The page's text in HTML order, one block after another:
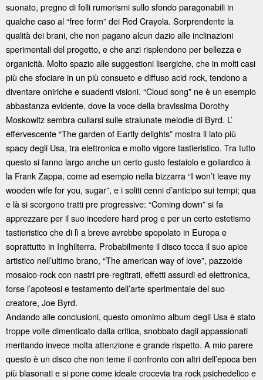
suonato, pregno di folli rumorismi sullo sfondo paragonabili in
qualche caso al “free form” dei Red Crayola. Sorprendente la
qualità dei brani, che non pagano alcun dazio alle inclinazioni
sperimentali del progetto, e che anzi risplendono per bellezza e
organicità. Molto spazio alle suggestioni lisergiche, che in molti casi
più che sfociare in un più consueto e diffuso acid rock, tendono a
diventare oniriche e suadenti visioni. “Cloud song” ne è un esempio
abbastanza evidente, dove la voce della bravissima Dorothy
Moskowitz sembra cullarsi sulle stralunate melodie di Byrd. L’
effervescente “The garden of Eartly delights” mostra il lato più
spacy degli Usa, tra elettronica e molto vigore tastieristico. Tra tutto
questo si fanno largo anche un certo gusto festaiolo e goliardico à
la Frank Zappa, come ad esempio nella bizzarra “I won’t leave my
wooden wife for you, sugar”, e i soliti cenni d’anticipo sui tempi; qua
e là si scorgono tratti pre progressive: “Coming down” si fa
apprezzare per il suo incedere hard prog e per un certo estetismo
tastieristico che di lì a breve avrebbe spopolato in Europa e
soprattutto in Inghilterra. Probabilmente il disco tocca il suo apice
artistico nell’ultimo brano, “The american way of love”, pazzoide
mosaico-rock con nastri pre-regitrati, effetti assurdi ed elettronica,
forse l’apoteosi e testamento dell’arte sperimentale del suo
creatore, Joe Byrd.
Andando alle conclusioni, questo omonimo album degli Usa è stato
troppe volte dimenticato dalla critica, snobbato dagli appassionati
meritando invece molta attenzione e grande rispetto. A mio parere
questo è un disco che non teme il confronto con altri dell’epoca ben
più blasonati e si pone come ideale crocevia tra rock psichedelico e